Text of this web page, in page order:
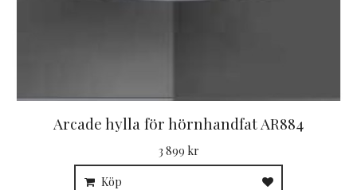
Arcade hylla för hörnhandfat AR884
3 899 kr
Köp